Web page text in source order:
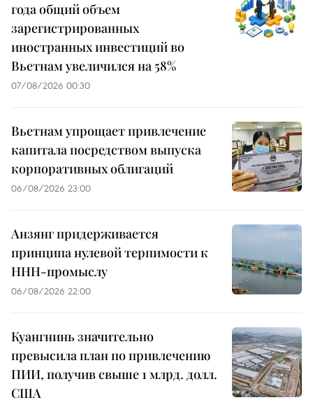
года общий объем
зарегистрированных
иностранных инвестиций во
Вьетнам увеличился на 58%
07/08/2026 00:30
Вьетнам упрощает привлечение
капитала посредством выпуска
корпоративных облигаций
06/08/2026 23:00
Анзянг придерживается
принципа нулевой терпимости к
ННН-промыслу
06/08/2026 22:00
Куангнинь значительно
превысила план по привлечению
ПИИ, получив свыше 1 млрд. долл.
США